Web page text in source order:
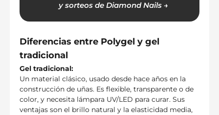
y sorteos de Diamond Nails →
Diferencias entre Polygel y gel
tradicional
Gel tradicional:
Un material clásico, usado desde hace años en la
construcción de uñas. Es flexible, transparente o de
color, y necesita lámpara UV/LED para curar. Sus
ventajas son el brillo natural y la elasticidad media,